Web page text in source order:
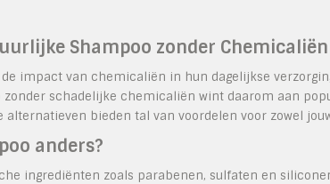
Shampoo zonder Chemicaliën
impact van chemicaliën in hun dagelijkse
schadelijke chemicaliën wint daarom aan
bieden tal van voordelen voor zowel
anders?
ingrediënten zoals parabenen, sulfaten en